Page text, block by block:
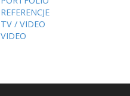
REFERENCJE
TV / VIDEO
VIDEO